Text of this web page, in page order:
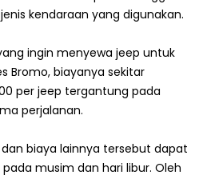
kendaraan yang digunakan.
ingin menyewa jeep untuk
Bromo, biayanya sekitar
per jeep tergantung pada
perjalanan.
biaya lainnya tersebut dapat
musim dan hari libur. Oleh